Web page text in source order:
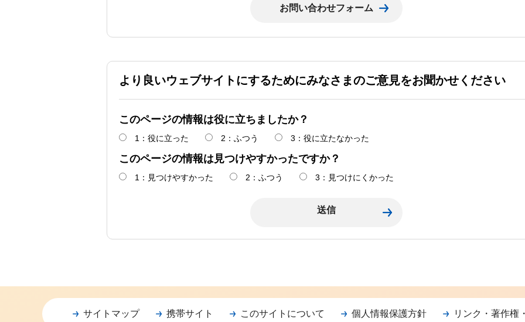
より良いウェブサイトにするためにみなさまのご意見をお聞かせください
このページの情報は役に立ちましたか？
1：役に立った 2：ふつう 3：役に立たなかった
このページの情報は見つけやすかったですか？
1：見つけやすかった 2：ふつう 3：見つけにくかった
サイトマップ 携帯サイト このサイトについて 個人情報保護方針 リンク・著作権